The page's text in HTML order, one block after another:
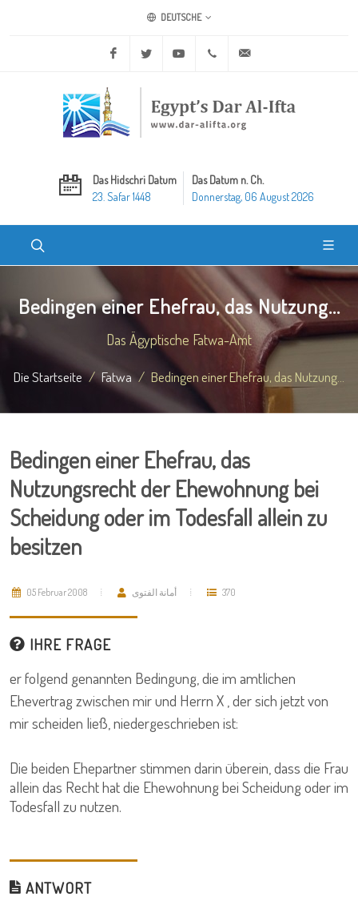
DEUTSCHE
Facebook Twitter Youtube +20 2 25970400
Das Hidschri Datum
23. Safar 1448
Das Datum n. Ch.
Donnerstag, 06 August 2026
Bedingen einer Ehefrau, das Nutzung...
Das Ägyptische Fatwa-Amt
Die Startseite Fatwa Bedingen einer Ehefrau, das Nutzung...
Bedingen einer Ehefrau, das
Nutzungsrecht der Ehewohnung bei
Scheidung oder im Todesfall allein zu
besitzen
05 Februar 2008 أمانة الفتوى 370
IHRE FRAGE
er folgend genannten Bedingung, die im amtlichen
Ehevertrag zwischen mir und Herrn X , der sich jetzt von
mir scheiden ließ, niedergeschrieben ist:
Die beiden Ehepartner stimmen darin überein, dass die Frau
allein das Recht hat die Ehewohnung bei Scheidung oder im
Todesfall zu nutzen.
ANTWORT